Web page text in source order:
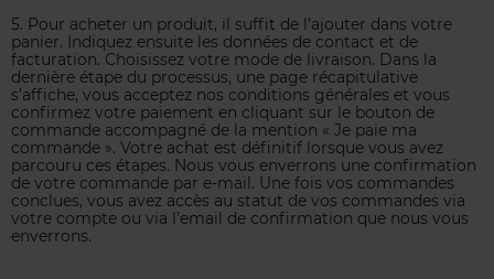
5. Pour acheter un produit, il suffit de l’ajouter dans votre
panier. Indiquez ensuite les données de contact et de
facturation. Choisissez votre mode de livraison. Dans la
dernière étape du processus, une page récapitulative
s’affiche, vous acceptez nos conditions générales et vous
confirmez votre paiement en cliquant sur le bouton de
commande accompagné de la mention « Je paie ma
commande ». Votre achat est définitif lorsque vous avez
parcouru ces étapes. Nous vous enverrons une confirmation
de votre commande par e-mail. Une fois vos commandes
conclues, vous avez accès au statut de vos commandes via
votre compte ou via l’email de confirmation que nous vous
enverrons.